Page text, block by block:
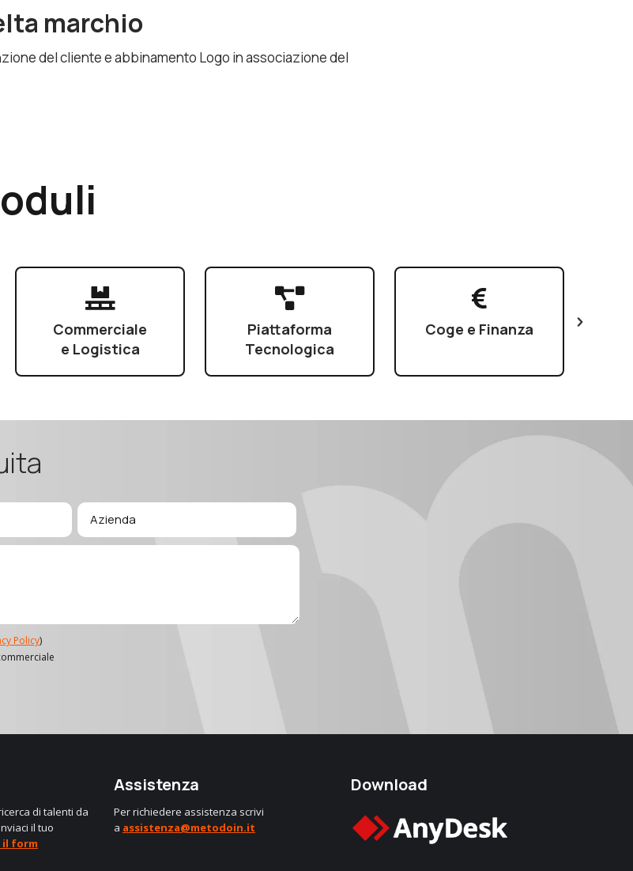
marchio
del cliente e abbinamento Logo in associazione del
Commerciale
e Logistica
Piattaforma
Tecnologica
Coge e Finanza
Policy)
di talenti da
il tuo
il form
Assistenza
Per richiedere assistenza scrivi
a assistenza@metodoin.it
Download